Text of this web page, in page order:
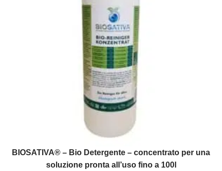
BIOSATIVA® – Bio Detergente – concentrato per una
soluzione pronta all’uso fino a 100l